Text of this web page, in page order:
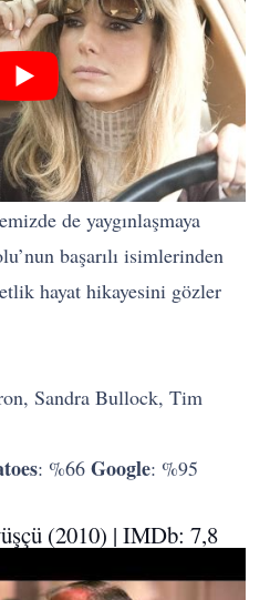
de yaygınlaşmaya
başarılı isimlerinden
hayat hikayesini gözler
Sandra Bullock, Tim
: %66Google: %95
(2010) | IMDb: 7,8